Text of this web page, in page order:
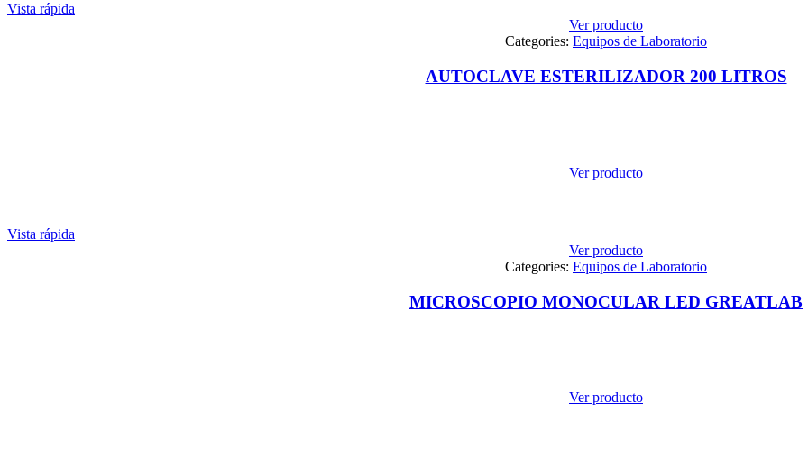
Vista rápida
Ver producto
Categories: Equipos de Laboratorio
AUTOCLAVE ESTERILIZADOR 200 LITROS
Ver producto
Vista rápida
Ver producto
Categories: Equipos de Laboratorio
MICROSCOPIO MONOCULAR LED GREATLAB
Ver producto